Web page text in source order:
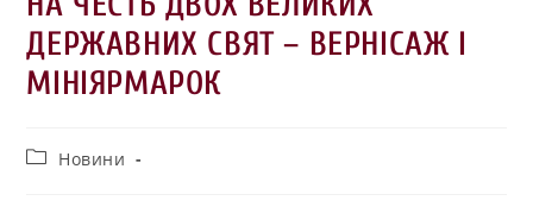
ДЕРЖАВНИХ СВЯТ – ВЕРНІСАЖ І
МІНІЯРМАРОК
Новини